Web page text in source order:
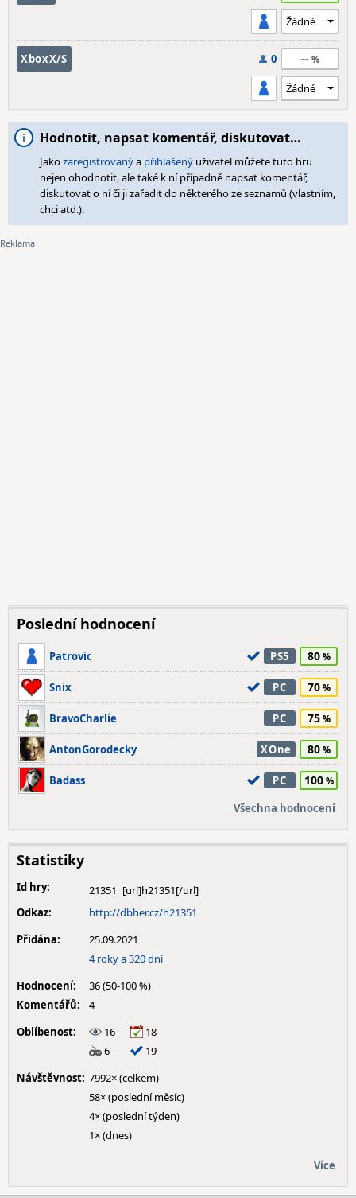
XboxX/S 0 --
Hodnotit, napsat komentář, diskutovat…
Jakozaregistrovanýa přihlášený uživatel můžete tuto hru
nejen ohodnotit, ale také k ní případně napsat komentář,
diskutovat o ní či ji zařadit do některého ze seznamů (vlastním,
chci atd.).
Poslední hodnocení
Patrovic PS5 80
Snix PC 70
BravoCharlie PC 75
AntonGorodecky XOne 80
Badass PC 100
Všechna hodnocení
Statistiky
Id hry:
21351
Odkaz:
http://dbher.cz/h21351
Přidána:
25.09.2021
4 roky a 320 dní
Hodnocení:
36 (50-100 %)
Komentářů:
4
Oblíbenost:
16
18
6
19
Návštěvnost: 7992× (celkem)
58× (poslední měsíc)
4× (poslední týden)
1× (dnes)
Více